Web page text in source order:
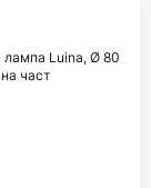
лампа Luina, Ø 80
част